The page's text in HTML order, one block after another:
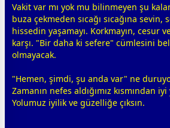
Vakit var mı yok mu bilinmeyen şu
buza çekmeden sıcağı sıcağına
hissedin yaşamayı. Korkmayın, cesur
karşı. "Bir daha ki sefere" cümlesini
olmayacak.
"Hemen, şimdi, şu anda var" ne
Zamanın nefes aldığımız kısmından
Yolumuz iyilik ve güzelliğe çıksın.